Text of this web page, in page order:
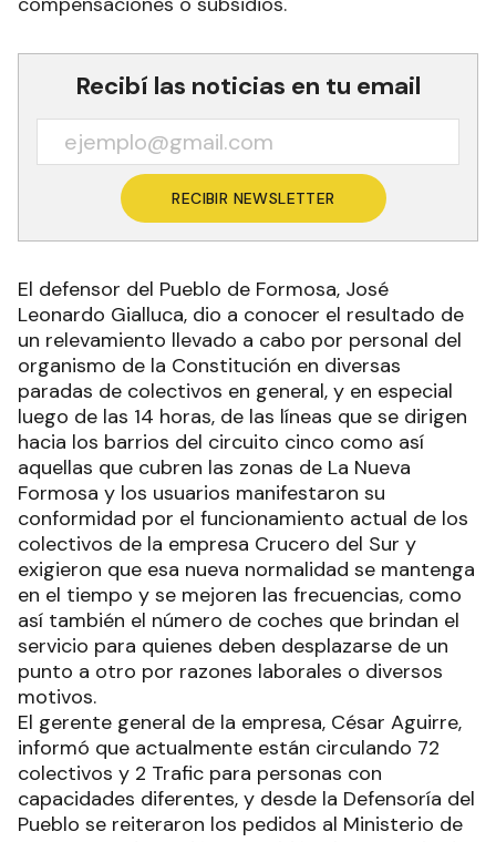
Recibí las noticias en tu email
RECIBIR NEWSLETTER
El defensor del Pueblo de Formosa, José
Leonardo Gialluca, dio a conocer el resultado de
un relevamiento llevado a cabo por personal del
organismo de la Constitución en diversas
paradas de colectivos en general, y en especial
luego de las 14 horas, de las líneas que se dirigen
hacia los barrios del circuito cinco como así
aquellas que cubren las zonas de La Nueva
Formosa y los usuarios manifestaron su
conformidad por el funcionamiento actual de los
colectivos de la empresa Crucero del Sur y
exigieron que esa nueva normalidad se mantenga
en el tiempo y se mejoren las frecuencias, como
así también el número de coches que brindan el
servicio para quienes deben desplazarse de un
punto a otro por razones laborales o diversos
motivos.
El gerente general de la empresa, César Aguirre,
informó que actualmente están circulando 72
colectivos y 2 Trafic para personas con
capacidades diferentes, y desde la Defensoría del
Pueblo se reiteraron los pedidos al Ministerio de